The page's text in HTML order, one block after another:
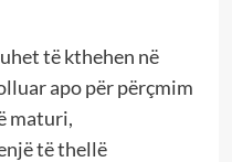
të kthehen në
apo për përçmim
maturi,
të thellë